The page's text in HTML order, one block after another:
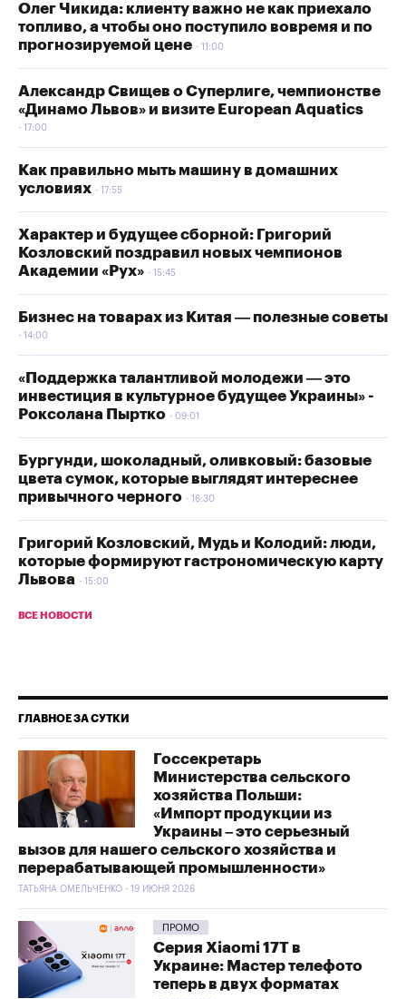
Олег Чикида: клиенту важно не как приехало
топливо, а чтобы оно поступило вовремя и по
прогнозируемой цене
11:00
Александр Свищев о Суперлиге, чемпионстве
«Динамо Львов» и визите European Aquatics
17:00
Как правильно мыть машину в домашних
условиях
17:55
Характер и будущее сборной: Григорий
Козловский поздравил новых чемпионов
Академии «Рух»
15:45
Бизнес на товарах из Китая — полезные советы
14:00
«Поддержка талантливой молодежи — это
инвестиция в культурное будущее Украины» -
Роксолана Пыртко
09:01
Бургунди, шоколадный, оливковый: базовые
цвета сумок, которые выглядят интереснее
привычного черного
16:30
Григорий Козловский, Мудь и Колодий: люди,
которые формируют гастрономическую карту
Львова
15:00
ВСЕ НОВОСТИ
ГЛАВНОЕ ЗА СУТКИ
Госсекретарь
Министерства сельского
хозяйства Польши:
«Импорт продукции из
Украины – это серьезный
вызов для нашего сельского хозяйства и
перерабатывающей промышленности»
ТАТЬЯНА ОМЕЛЬЧЕНКО - 19 ИЮНЯ 2026
ПРОМО
Серия Xiaomi 17T в
Украине: Мастер телефото
теперь в двух форматах